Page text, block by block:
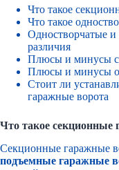
Что такое
Что такое
Одностворчатые
различия
Плюсы и минусы
Плюсы и минусы
Стоит ли
гаражные ворота
Что такое секционные
Секционные гаражные
подъемные гаражные